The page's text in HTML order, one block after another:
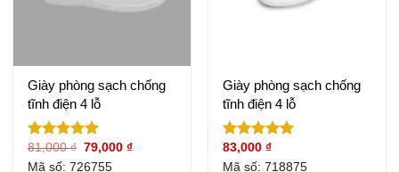
Giày phòng sạch chống
tĩnh điện 4 lỗ
Được xếp
hạng5.00
81,000₫ Giá
79,000₫Giá
Mã số: 726755
Giày phòng sạch chống
tĩnh điện 4 lỗ
Được xếp
hạng5.00
83,000₫
Mã số: 718875